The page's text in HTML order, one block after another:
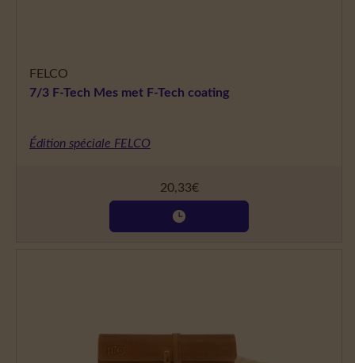
FELCO
7/3 F-Tech Mes met F-Tech coating
Édition spéciale FELCO
20,33€